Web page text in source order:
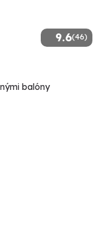
9.6(46)
balóny